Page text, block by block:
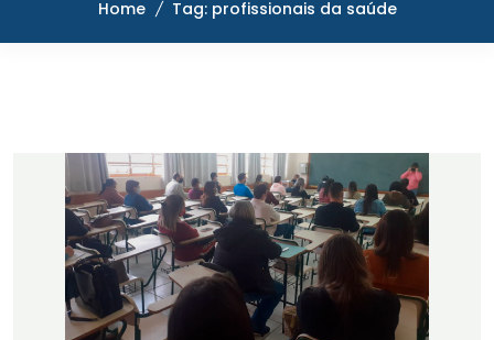
Home Tag: profissionais da saúde